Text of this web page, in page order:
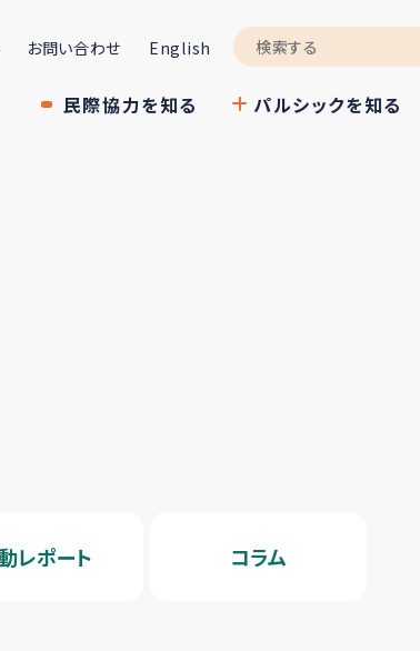
お問い合わせ English
民際協力を知る パルシックを知る
レポート コラム